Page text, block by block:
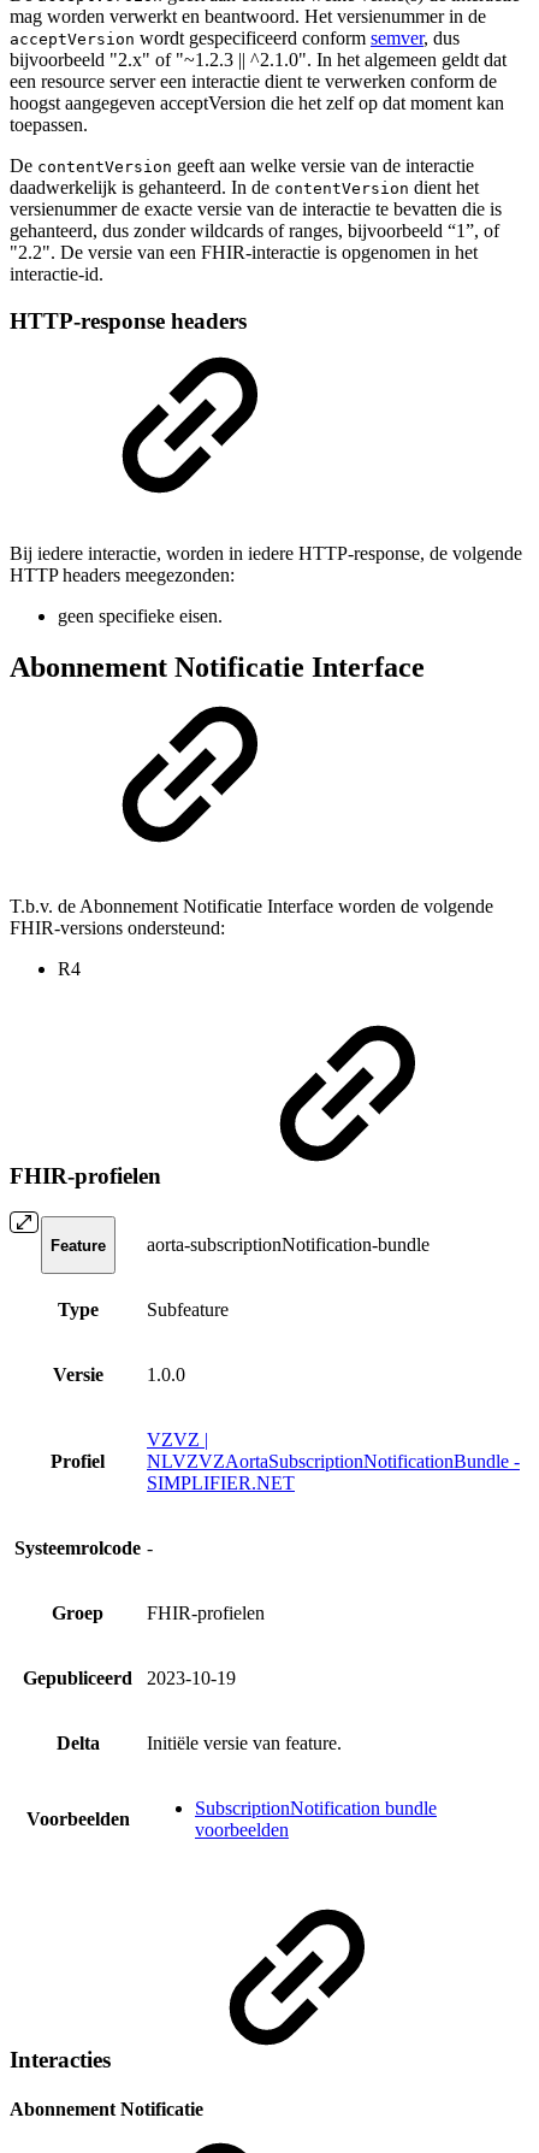
mag worden verwerkt en beantwoord. Het versienummer in de
acceptVersion wordt gespecificeerd conform semver, dus
bijvoorbeeld "2.x" of "~1.2.3 || ^2.1.0". In het algemeen geldt dat
een resource server een interactie dient te verwerken conform de
hoogst aangegeven acceptVersion die het zelf op dat moment kan
toepassen.
De contentVersion geeft aan welke versie van de interactie
daadwerkelijk is gehanteerd. In de contentVersion dient het
versienummer de exacte versie van de interactie te bevatten die is
gehanteerd, dus zonder wildcards of ranges, bijvoorbeeld “1”, of
"2.2". De versie van een FHIR-interactie is opgenomen in het
interactie-id.
HTTP-response headers
Bij iedere interactie, worden in iedere HTTP-response, de volgende
HTTP headers meegezonden:
geen specifieke eisen.
Abonnement Notificatie Interface
T.b.v. de Abonnement Notificatie Interface worden de volgende
FHIR-versions ondersteund:
R4
FHIR-profielen
Feature aorta-subscriptionNotification-bundle
Type Subfeature
Versie 1.0.0
Profiel
VZVZ |
NLVZVZAortaSubscriptionNotificationBundle -
SIMPLIFIER.NET
Systeemrolcode -
Groep FHIR-profielen
Gepubliceerd 2023-10-19
Delta Initiële versie van feature.
Voorbeelden
SubscriptionNotification bundle
voorbeelden
Interacties
Abonnement Notificatie